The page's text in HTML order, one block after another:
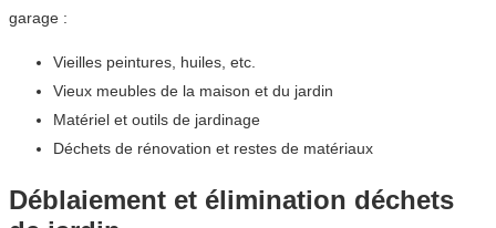
garage :
Vieilles peintures, huiles, etc.
Vieux meubles de la maison et du jardin
Matériel et outils de jardinage
Déchets de rénovation et restes de matériaux
Déblaiement et élimination déchets